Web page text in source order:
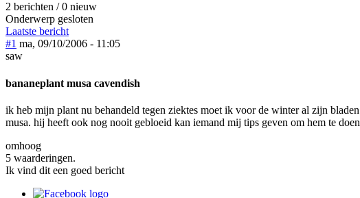
2 berichten / 0 nieuw
Onderwerp gesloten
Laatste bericht
#1 ma, 09/10/2006 - 11:05
saw
bananeplant musa cavendish
ik heb mijn plant nu behandeld tegen ziektes moet ik voor de winter al zijn
musa. hij heeft ook nog nooit gebloeid kan iemand mij tips geven om hem te
omhoog
5 waarderingen.
Ik vind dit een goed bericht